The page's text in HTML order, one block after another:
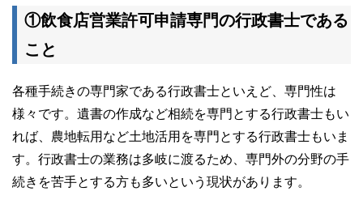
①飲食店営業許可申請専門の行政書士である
こと
各種手続きの専門家である行政書士といえど、専門性は
様々です。遺書の作成など相続を専門とする行政書士もい
れば、農地転用など土地活用を専門とする行政書士もいま
す。行政書士の業務は多岐に渡るため、専門外の分野の手
続きを苦手とする方も多いという現状があります。